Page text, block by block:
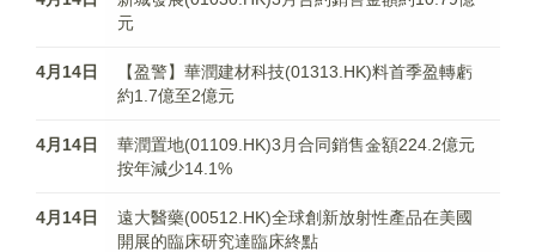
元
4月14日
【盈警】華潤建材科技(01313.HK)料首季盈轉虧
約1.7億至2億元
4月14日
華潤置地(01109.HK)3月合同銷售金額224.2億元
按年減少14.1%
4月14日
遠大醫藥(00512.HK)全球創新放射性產品在美國
開展的臨床研究達臨床終點